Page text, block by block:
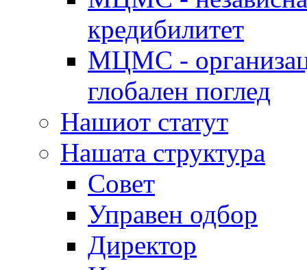
кредибилитет
МЦМС -
глобален поглед
Нашиот статут
Нашата структура
Совет
Управен одбор
Директор